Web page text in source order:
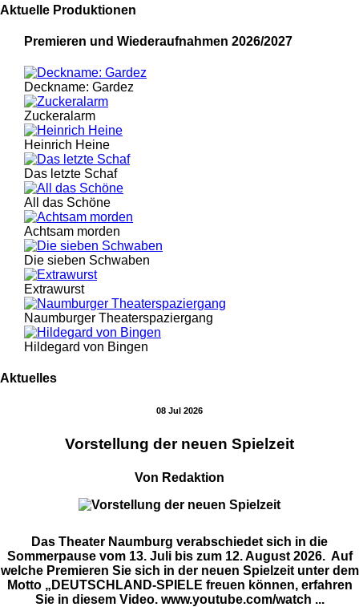
Aktuelle Produktionen
Premieren und Wiederaufnahmen 2026/2027
Deckname: Gardez
Zuckeralarm
Heinrich Heine
Das letzte Schaf
All das Schöne
Achtsam morden
Die sieben Schwaben
Extrawurst
Naumburger Theaterspaziergang
Hildegard von Bingen
Aktuelles
08 Jul 2026
Vorstellung der neuen Spielzeit
Von Redaktion
Das Theater Naumburg verabschiedet sich in die
Sommerpause vom 13. Juli bis zum 12. August 2026. Auf
welche Premieren Sie sich in der neuen Spielzeit unter dem
Motto „DEUTSCHLAND-SPIELE freuen können, erfahren
Sie in diesem Video. www.youtube.com/watch ...